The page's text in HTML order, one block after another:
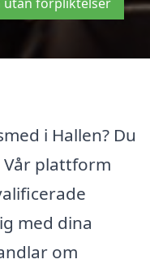
i Hallen? Du
plattform
med dina
om